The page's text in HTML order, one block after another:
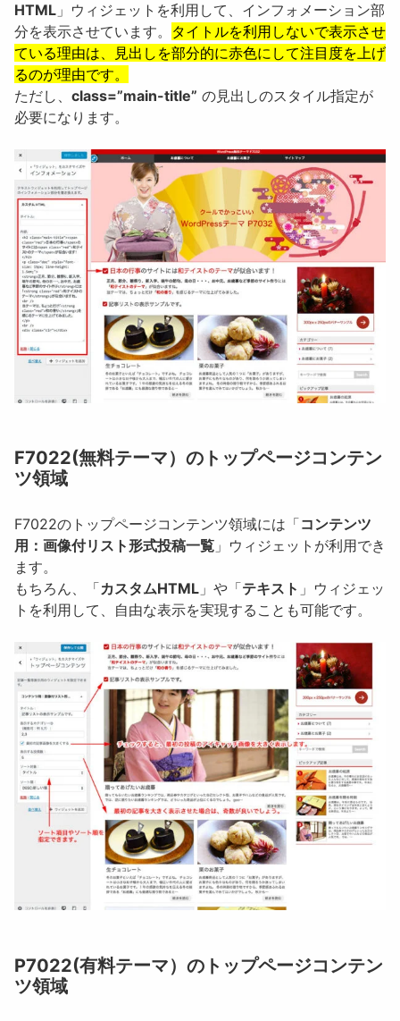
HTML 」ウィジェットを利用して、インフォメーション部
分を表示させています。 タイトルを利用しないで表示させ
ている理由は、見出しを部分的に赤色にして注目度を上げ
るのが理由です。
ただし、 class=”main-title” の見出しのスタイル指定が
必要になります。
F7022(無料テーマ）のトップページコンテン
ツ領域
F7022のトップページコンテンツ領域には「コンテンツ
用：画像付リスト形式投稿一覧 」ウィジェットが利用でき
ます。
もちろん、「カスタムHTML 」や「テキスト 」ウィジェッ
トを利用して、自由な表示を実現することも可能です。
P7022(有料テーマ） のトップページコンテン
ツ領域